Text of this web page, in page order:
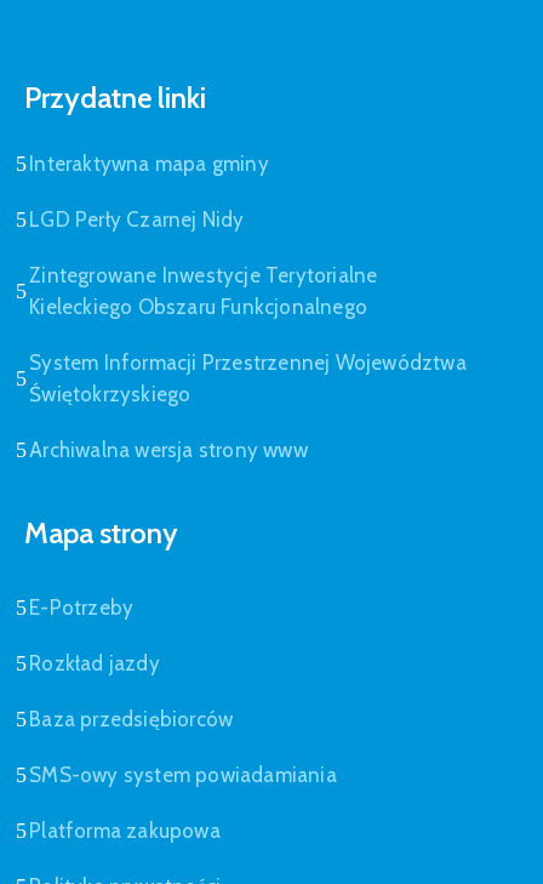
Przydatne linki
Interaktywna mapa gminy
LGD Perły Czarnej Nidy
Zintegrowane Inwestycje Terytorialne
Kieleckiego Obszaru Funkcjonalnego
System Informacji Przestrzennej Województwa
Świętokrzyskiego
Archiwalna wersja strony www
Mapa strony
E-Potrzeby
Rozkład jazdy
Baza przedsiębiorców
SMS-owy system powiadamiania
Platforma zakupowa